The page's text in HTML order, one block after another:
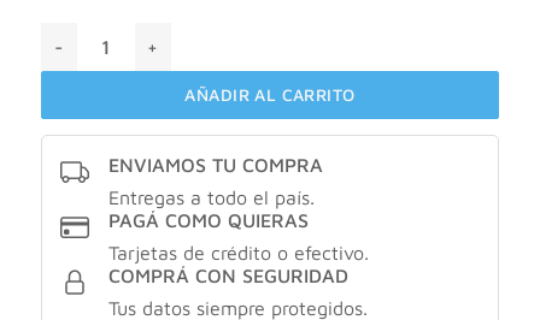
AÑADIR AL CARRITO
ENVIAMOS TU COMPRA
Entregas a todo el país.
PAGÁ COMO QUIERAS
Tarjetas de crédito o efectivo.
COMPRÁ CON SEGURIDAD
Tus datos siempre protegidos.